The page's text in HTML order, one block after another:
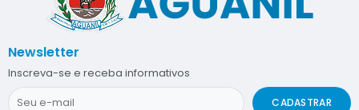
Newsletter
Inscreva-se e receba informativos
CADASTRAR